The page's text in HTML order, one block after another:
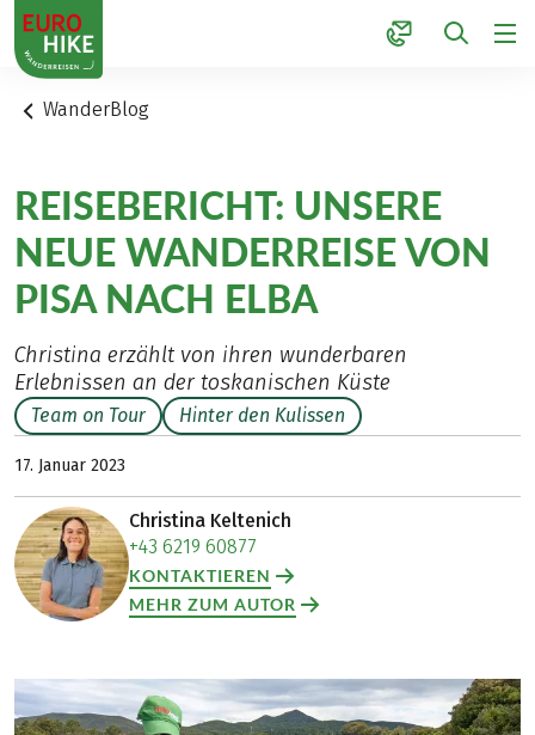
1
WanderBlog
REISEBERICHT: UNSERE
NEUE WANDERREISE VON
PISA NACH ELBA
Christina erzählt von ihren wunderbaren
Erlebnissen an der toskanischen Küste
Team on Tour Hinter den Kulissen
17. Januar 2023
Christina Keltenich
+43 6219 60877
KONTAKTIEREN
MEHR ZUM AUTOR